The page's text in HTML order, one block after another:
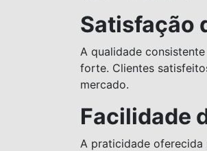
Satisfação
A qualidade
forte. Clientes
mercado.
Facilidade
A praticidade oferecida